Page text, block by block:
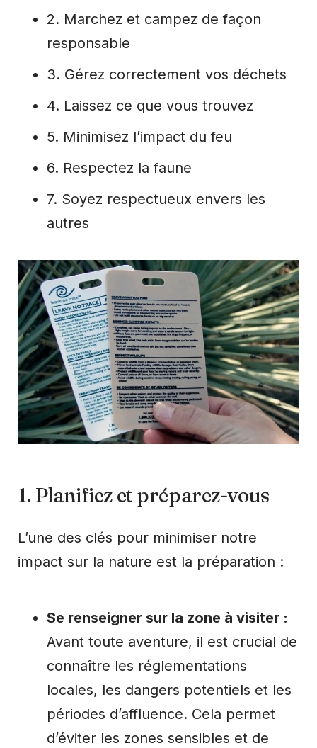
2. Marchez et campez de façon
responsable
3. Gérez correctement vos déchets
4. Laissez ce que vous trouvez
5. Minimisez l’impact du feu
6. Respectez la faune
7. Soyez respectueux envers les
autres
1. Planifiez et préparez-vous
L’une des clés pour minimiser notre
impact sur la nature est la préparation :
Se renseigner sur la zone à visiter :
Avant toute aventure, il est crucial de
connaître les réglementations
locales, les dangers potentiels et les
périodes d’affluence. Cela permet
d’éviter les zones sensibles et de